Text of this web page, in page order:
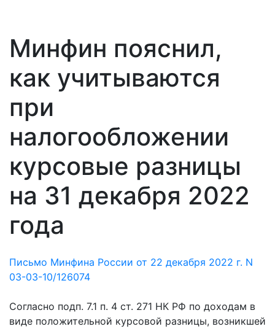
Минфин пояснил,
как учитываются
при
налогообложении
курсовые разницы
на 31 декабря 2022
года
Письмо Минфина России от 22 декабря 2022 г. N
03-03-10/126074
Согласно подп. 7.1 п. 4 ст. 271 НК РФ по доходам в
виде положительной курсовой разницы, возникшей